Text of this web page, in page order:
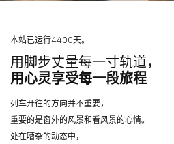
本站已运行4400天。
用脚步丈量每一寸轨道，
用心灵享受每一段旅程
列车开往的方向并不重要，
重要的是窗外的风景和看风景的心情。
处在嘈杂的动态中，